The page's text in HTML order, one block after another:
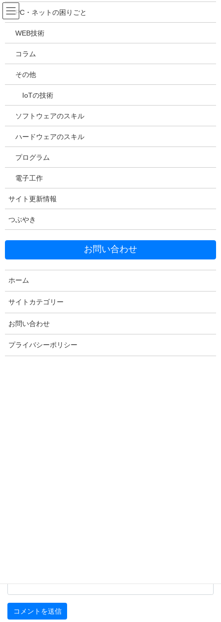
コ
ン
テ
ツ
ス
ッ
ナ
ビ
ゲ
シ
ン
移
吉川万能ＩＴ研究所
メディア
HOME
2021年6月17日
20210617192426
Hatena
コメントを残す
メールアドレスが公開されることはありません。
欄は必須項目です
PC・ネットの困りごと
WEB技術
コラム
その他
IoTの技術
ソフトウェアのスキル
ハードウェアのスキル
プログラム
電子工作
サイト更新情報
つぶやき
お問い合わせ
ホーム
サイトカテゴリー
お問い合わせ
プライバシーポリシー